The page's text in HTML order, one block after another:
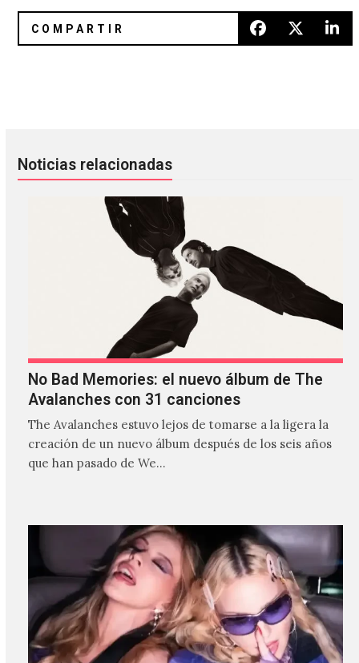
Noticias relacionadas
No Bad Memories: el nuevo álbum de The
Avalanches con 31 canciones
The Avalanches estuvo lejos de tomarse a la ligera la
creación de un nuevo álbum después de los seis años
que han pasado de We…